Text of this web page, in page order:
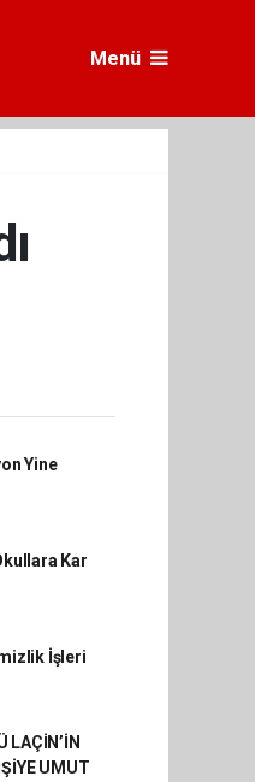
Menü
Yine
Kar
İşleri
LAÇİN’İN
UMUT